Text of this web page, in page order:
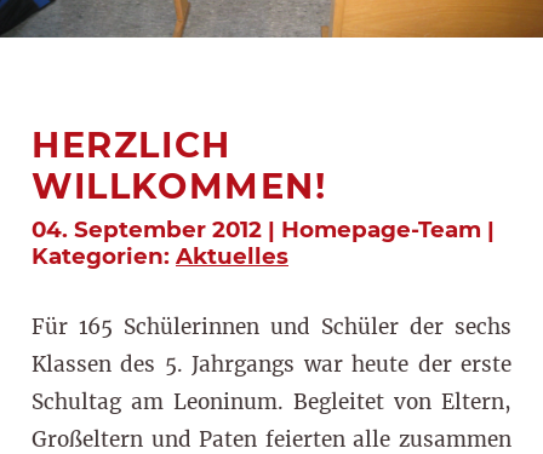
HERZLICH
WILLKOMMEN!
04. September 2012 | Homepage-Team |
Kategorien: Aktuelles
Für 165 Schülerinnen und Schüler der sechs
Klassen des 5. Jahrgangs war heute der erste
Schultag am Leoninum. Begleitet von Eltern,
Großeltern und Paten feierten alle zusammen